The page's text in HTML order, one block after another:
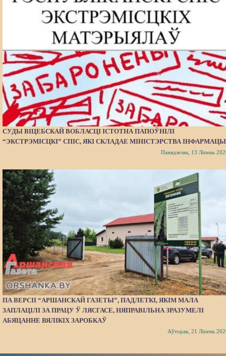
СУДЫ ВІЦЕБСКАЙ ВОБЛАСЦІ ІСТОТНА ПАПОЎНІЛІ
“ЭКСТРЭМІСЦКІ” СПІС, ЯКІ СКЛАДАЕ МІНІСТЭРСТВА
Панядзелак, 13 Ліпень
ПА ВЕРСІІ “АРШАНСКАЙ ГАЗЕТЫ”, ПАДЛЕТКІ, ЯКІМ МАЛА
ЗАПЛАЦІЛІ ЗА ПРАЦУ Ў ЛЯСГАСЕ, НЯПРАВІЛЬНА ЗРАЗУМЕЛІ
АБЯЦАННЕ ВЯЛІКІХ ЗАРОБКАЎ
Аўторак, 21 Ліпень